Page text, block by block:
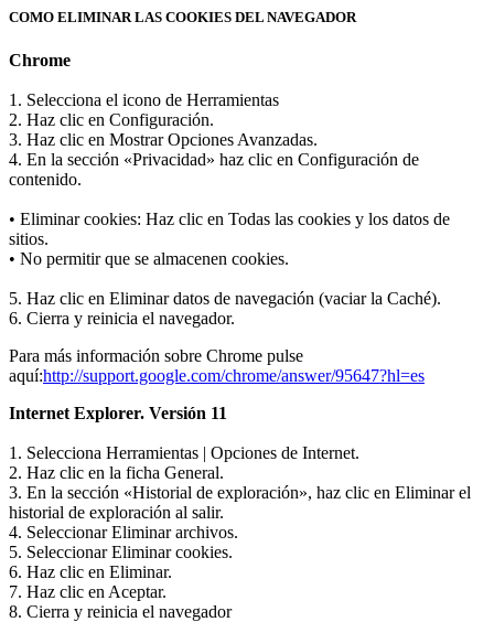
COMO ELIMINAR LAS COOKIES DEL NAVEGADOR
Chrome
1. Selecciona el icono de Herramientas
2. Haz clic en Configuración.
3. Haz clic en Mostrar Opciones Avanzadas.
4. En la sección «Privacidad» haz clic en Configuración de
contenido.
• Eliminar cookies: Haz clic en Todas las cookies y los datos de
sitios.
• No permitir que se almacenen cookies.
5. Haz clic en Eliminar datos de navegación (vaciar la Caché).
6. Cierra y reinicia el navegador.
Para más información sobre Chrome pulse
aquí:http://support.google.com/chrome/answer/95647?hl=es
Internet Explorer. Versión 11
1. Selecciona Herramientas | Opciones de Internet.
2. Haz clic en la ficha General.
3. En la sección «Historial de exploración», haz clic en Eliminar el
historial de exploración al salir.
4. Seleccionar Eliminar archivos.
5. Seleccionar Eliminar cookies.
6. Haz clic en Eliminar.
7. Haz clic en Aceptar.
8. Cierra y reinicia el navegador